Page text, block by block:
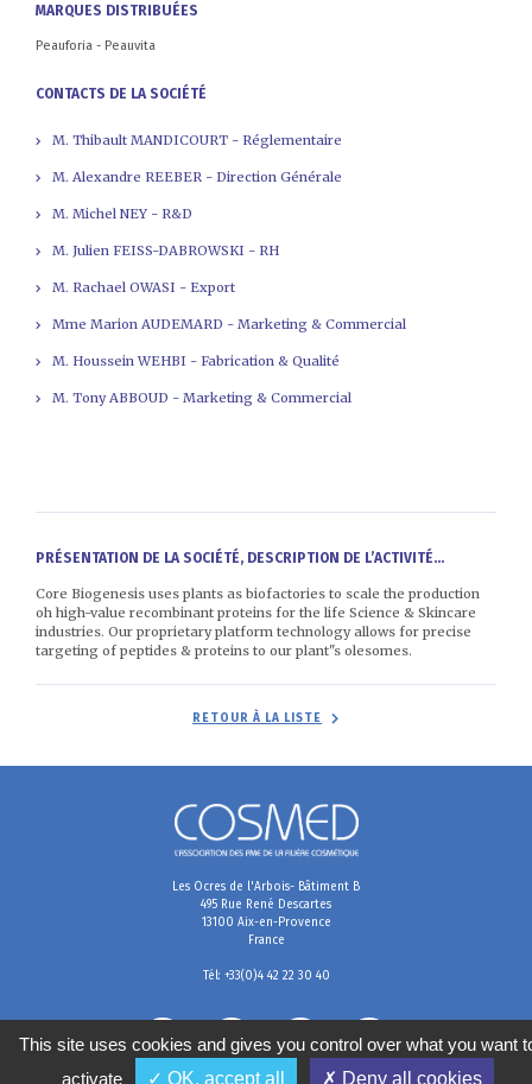
MARQUES DISTRIBUÉES
Peauforia - Peauvita
CONTACTS DE LA SOCIÉTÉ
M. Thibault MANDICOURT - Réglementaire
M. Alexandre REEBER - Direction Générale
M. Michel NEY - R&D
M. Julien FEISS-DABROWSKI - RH
M. Rachael OWASI - Export
Mme Marion AUDEMARD - Marketing & Commercial
M. Houssein WEHBI - Fabrication & Qualité
M. Tony ABBOUD - Marketing & Commercial
PRÉSENTATION DE LA SOCIÉTÉ, DESCRIPTION DE L’ACTIVITÉ...
Core Biogenesis uses plants as biofactories to scale the production
oh high-value recombinant proteins for the life Science & Skincare
industries. Our proprietary platform technology allows for precise
targeting of peptides & proteins to our plant"s olesomes.
RETOUR À LA LISTE
Les Ocres de l'Arbois- Bâtiment B
495 Rue René Descartes
13100 Aix-en-Provence
France
Tél: +33(0)4 42 22 30 40
This site uses cookies and gives you control over what you want
activate
✓ OK, accept all ✗ Deny all cookies